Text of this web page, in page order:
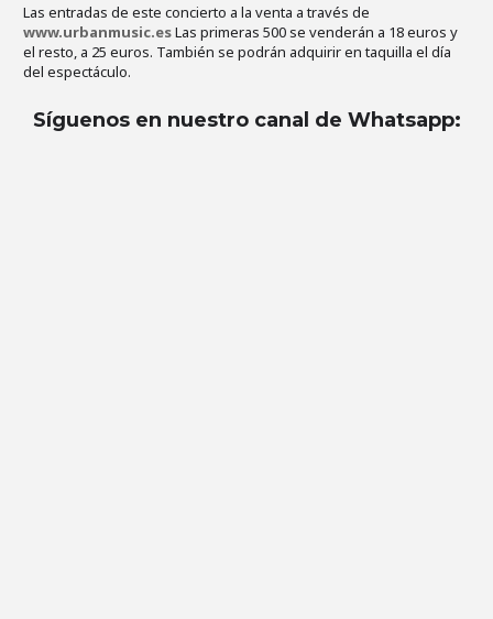
Las entradas de este concierto a la venta a través de
www.urbanmusic.esLas primeras 500 se venderán a 18 euros y
el resto, a 25 euros. También se podrán adquirir en taquilla el día
del espectáculo.
Síguenos en nuestro canal de Whatsapp: